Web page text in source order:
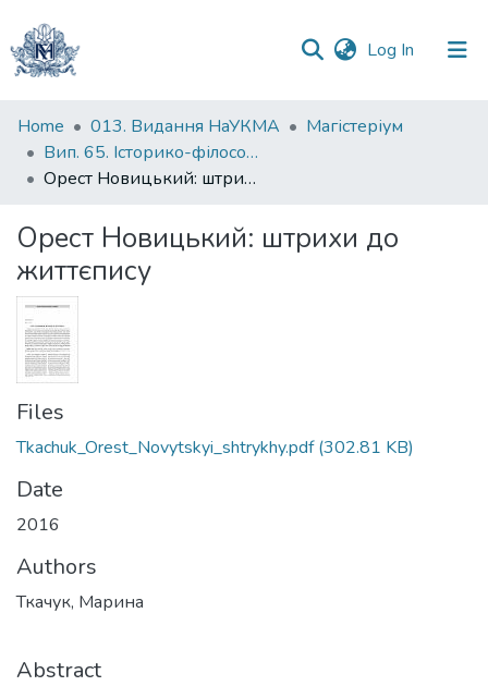
Log In (current)
Communities
&
Collections
Statistics
Home 013. Видання НаУКМА
Магістеріум
Вип. 65. Історико-філософські студії
Орест Новицький: штрихи до життєпису
Орест Новицький: штрихи до
життєпису
Files
Tkachuk_Orest_Novytskyi_shtrykhy.pdf(302.81 KB)
Date
2016
Authors
Ткачук, Марина
Abstract